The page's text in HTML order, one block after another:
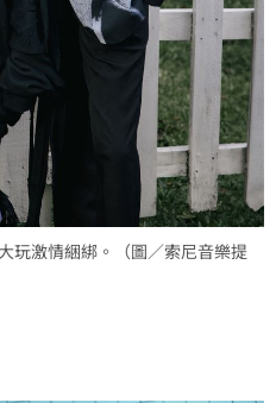
玩激情綑綁。（圖／索尼音樂提